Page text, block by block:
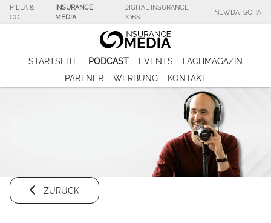
PIELA &
CO.
INSURANCE
MEDIA
DIGITAL INSURANCE
JOBS
NEWDATSCHA
STARTSEITE PODCAST EVENTS
FACHMAGAZIN
PARTNER
WERBUNG KONTAKT
ZURÜCK